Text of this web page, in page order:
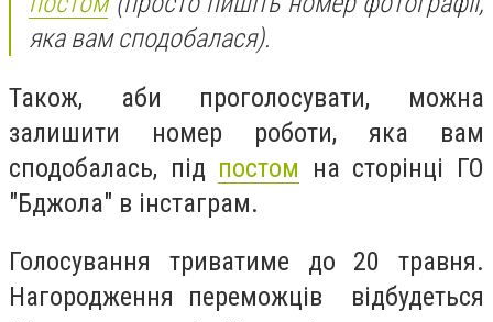
яка вам сподобалася).
Також, аби проголосувати, можна
залишити номер роботи, яка вам
сподобалась, під постом на сторінці ГО
"Бджола" в інстаграм.
Голосування триватиме до 20 травня.
Нагородження переможців відбудеться